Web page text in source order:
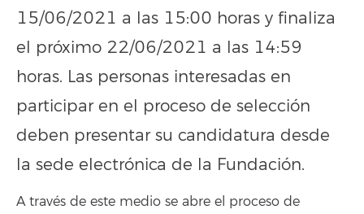
15/06/2021 a las 15:00 horas y finaliza
el próximo 22/06/2021 a las 14:59
horas. Las personas interesadas en
participar en el proceso de selección
deben presentar su candidatura desde
la sede electrónica de la Fundación.
A través de este medio se abre el proceso de